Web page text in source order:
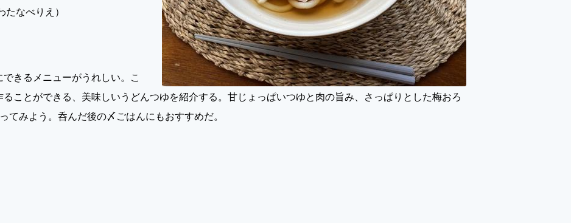
なべりえ）
きるメニューがうれしい。こ
ことができる、美味しいうどんつゆを紹介する。甘じょっぱいつゆと肉の旨み、さっぱりとした梅おろ
てみよう。呑んだ後の〆ごはんにもおすすめだ。